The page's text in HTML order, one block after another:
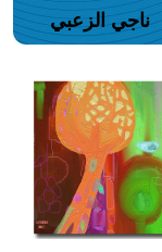
ناجي الزعبي